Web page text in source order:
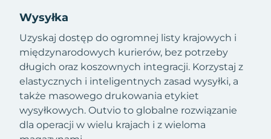
Wysyłka
Uzyskaj dostęp do ogromnej listy krajowych i
międzynarodowych kurierów, bez potrzeby
długich oraz koszownych integracji. Korzystaj z
elastycznych i inteligentnych zasad wysyłki, a
także masowego drukowania etykiet
wysyłkowych. Outvio to globalne rozwiązanie
dla operacji w wielu krajach i z wieloma